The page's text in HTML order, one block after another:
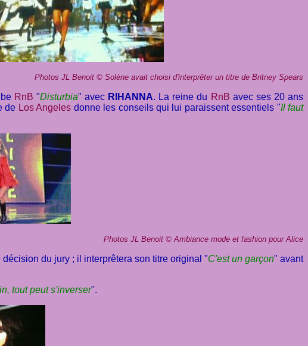
Photos JL Benoit © Solène avait choisi d'interprêter un titre de Britney Spears
RnB "Disturbia" avec RIHANNA. La reine du RnB avec ses 20 ans
de Los Angeles donne les conseils qui lui paraissent essentiels "Il faut
Photos JL Benoit © Ambiance mode et fashion pour Alice
du jury ; il interprêtera son titre original "C'est un garçon" avant
tout peut s'inverser".